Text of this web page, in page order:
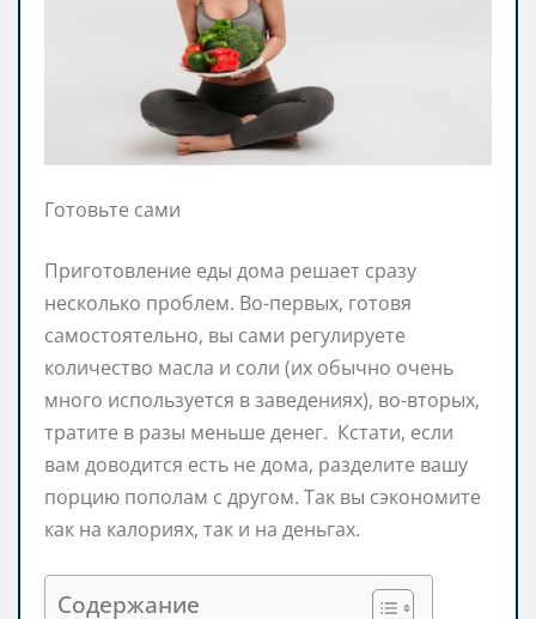
Готовьте сами
Приготовление еды дома решает сразу
несколько проблем. Во-первых, готовя
самостоятельно, вы сами регулируете
количество масла и соли (их обычно очень
много используется в заведениях), во-вторых,
тратите в разы меньше денег. Кстати, если
вам доводится есть не дома, разделите вашу
порцию пополам с другом. Так вы сэкономите
как на калориях, так и на деньгах.
Содержание